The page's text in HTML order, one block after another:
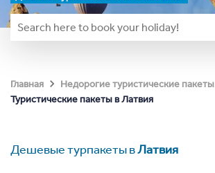
Главная Недорогие туристические пакеты
Туристические пакеты в Латвия
Дешевые турпакеты вЛатвия